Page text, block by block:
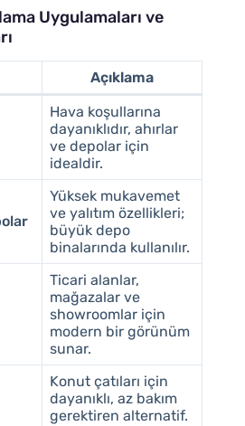
Uygulamaları ve
Açıklama
Hava koşullarına
dayanıklıdır, ahırlar
ve depolar için
idealdir.
Yüksek mukavemet
ve yalıtım özellikleri;
büyük depo
binalarında kullanılır.
Ticari alanlar,
mağazalar ve
showroomlar için
modern bir görünüm
sunar.
Konut çatıları için
dayanıklı, az bakım
gerektiren alternatif.